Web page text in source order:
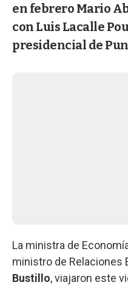
en febrero Mario
con Luis Lacalle
presidencial de
La ministra de
ministro de Relaciones
Bustillo, viajaron este